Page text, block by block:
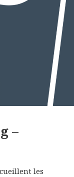
–
les